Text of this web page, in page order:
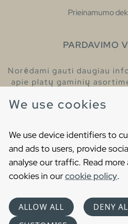
We use cookies
We use device identifiers to
and ads to users, provide
analyse our traffic. Read
cookies in ourcookie policy.
ALLOW ALL
DENY
Prieinamumo
PARDAVIMO
Norėdami gauti daugiau
apie platų gaminių
Cookies
Choose